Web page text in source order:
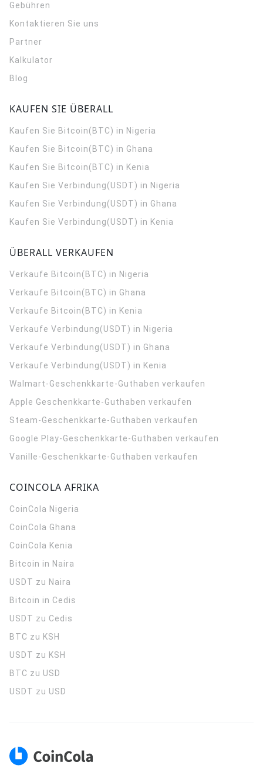
Gebühren
Kontaktieren Sie uns
Partner
Kalkulator
Blog
KAUFEN SIE ÜBERALL
Kaufen Sie Bitcoin(BTC) in Nigeria
Kaufen Sie Bitcoin(BTC) in Ghana
Kaufen Sie Bitcoin(BTC) in Kenia
Kaufen Sie Verbindung(USDT) in Nigeria
Kaufen Sie Verbindung(USDT) in Ghana
Kaufen Sie Verbindung(USDT) in Kenia
ÜBERALL VERKAUFEN
Verkaufe Bitcoin(BTC) in Nigeria
Verkaufe Bitcoin(BTC) in Ghana
Verkaufe Bitcoin(BTC) in Kenia
Verkaufe Verbindung(USDT) in Nigeria
Verkaufe Verbindung(USDT) in Ghana
Verkaufe Verbindung(USDT) in Kenia
Walmart-Geschenkkarte-Guthaben verkaufen
Apple Geschenkkarte-Guthaben verkaufen
Steam-Geschenkkarte-Guthaben verkaufen
Google Play-Geschenkkarte-Guthaben verkaufen
Vanille-Geschenkkarte-Guthaben verkaufen
COINCOLA AFRIKA
CoinCola Nigeria
CoinCola Ghana
CoinCola Kenia
Bitcoin in Naira
USDT zu Naira
Bitcoin in Cedis
USDT zu Cedis
BTC zu KSH
USDT zu KSH
BTC zu USD
USDT zu USD